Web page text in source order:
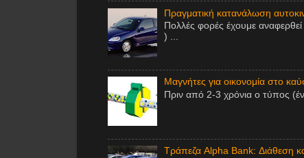
Πραγματική κατανάλωση
Πολλές φορές έχουμε
) ...
Μαγνήτες για οικονομία στο
Πριν από 2-3 χρόνια ο τύπος
Τράπεζα Alpha Bank: Διάθεση